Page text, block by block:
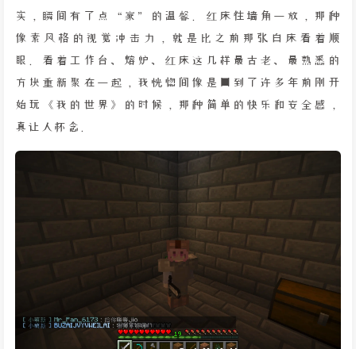
实，瞬间有了点“家”的温馨。红床往墙角一放，那种
像素风格的视觉冲击力，就是比之前那张白床看着顺
眼。看着工作台、熔炉、红床这几样最古老、最熟悉的
方块重新聚在一起，我恍惚间像是回到了许多年前刚开
始玩《我的世界》的时候，那种简单的快乐和安全感，
真让人怀念。